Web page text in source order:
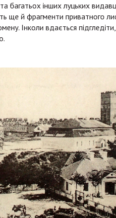
багатьох інших луцьких
ще й фрагменти приватного
Інколи вдається